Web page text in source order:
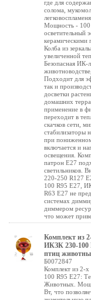
где для
солома,
Мощность - 100
осветительный
керамическими
Колба из
увеличенной
Безопасная ИК-
Подходит для
так и
досветки
домашних
применение в
переходит в
скачков сети,
стабилизаторы
при
включается и
освещения.
патрон Е27
светильников.
220-250 R127
100 R95 E27,
R63 Е27 не
системах
диммером
что может
Комплект из
ИКЗК 230-100
птиц
Б0072847
Комплект из 2-
100 R95 E27:
Животных.
Вт, что